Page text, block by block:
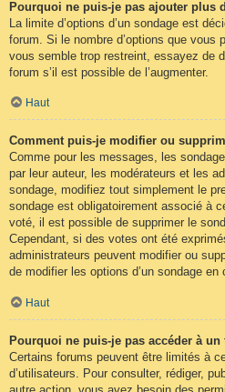
Pourquoi ne puis-je pas ajouter plus
La limite d’options d’un sondage est
forum. Si le nombre d’options que vous
vous semble trop restreint, essayez de
forum s’il est possible de l’augmenter.
Haut
Comment puis-je modifier ou
Comme pour les messages, les
par leur auteur, les modérateurs et les
sondage, modifiez tout simplement le
sondage est obligatoirement associé à
voté, il est possible de supprimer le
Cependant, si des votes ont été
administrateurs peuvent modifier ou
de modifier les options d’un sondage en
Haut
Pourquoi ne puis-je pas accéder à un
Certains forums peuvent être limités à
d’utilisateurs. Pour consulter, rédiger,